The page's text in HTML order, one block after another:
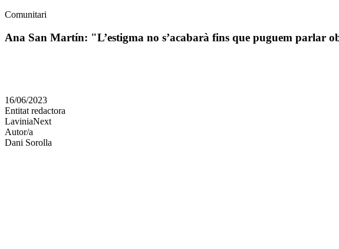
Àmbit
la
Comunitari
Ana San Martín: "L’estigma no s’acabarà fins que puguem parlar
en
altres
xarxes
socials
16/06/2023
Entitat redactora
LaviniaNext
Autor/a
Dani Sorolla